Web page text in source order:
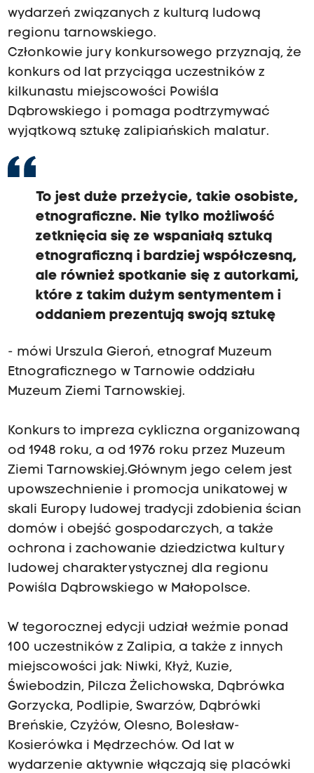
wydarzeń związanych z kulturą ludową
regionu tarnowskiego.
Członkowie jury konkursowego przyznają, że
konkurs od lat przyciąga uczestników z
kilkunastu miejscowości Powiśla
Dąbrowskiego i pomaga podtrzymywać
wyjątkową sztukę zalipiańskich malatur.
To jest duże przeżycie, takie osobiste,
etnograficzne. Nie tylko możliwość
zetknięcia się ze wspaniałą sztuką
etnograficzną i bardziej współczesną,
ale również spotkanie się z autorkami,
które z takim dużym sentymentem i
oddaniem prezentują swoją sztukę
- mówi Urszula Gieroń, etnograf Muzeum
Etnograficznego w Tarnowie oddziału
Muzeum Ziemi Tarnowskiej.
Konkurs to impreza cykliczna organizowaną
od 1948 roku, a od 1976 roku przez Muzeum
Ziemi Tarnowskiej.Głównym jego celem jest
upowszechnienie i promocja unikatowej w
skali Europy ludowej tradycji zdobienia ścian
domów i obejść gospodarczych, a także
ochrona i zachowanie dziedzictwa kultury
ludowej charakterystycznej dla regionu
Powiśla Dąbrowskiego w Małopolsce.
W tegorocznej edycji udział weźmie ponad
100 uczestników z Zalipia, a także z innych
miejscowości jak: Niwki, Kłyż, Kuzie,
Świebodzin, Pilcza Żelichowska, Dąbrówka
Gorzycka, Podlipie, Swarzów, Dąbrówki
Breńskie, Czyżów, Olesno, Bolesław-
Kosierówka i Mędrzechów. Od lat w
wydarzenie aktywnie włączają się placówki